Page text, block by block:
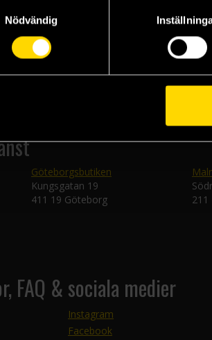
Nödvändig
Göteborgsbutiken
Kungsgatan 19
411 19 Göteborg
211
FAQ & sociala medier
Instagram
Facebook